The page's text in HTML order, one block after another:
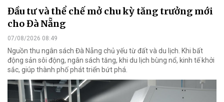
Đầu tư và thể chế mở chu kỳ tăng trưởng mới
cho Đà Nẵng
07/08/2026 08:49
Nguồn thu ngân sách Đà Nẵng chủ yếu từ đất và du lịch. Khi bất
động sản sôi động, ngân sách tăng, khi du lịch bùng nổ, kinh tế khởi
sắc, giúp thành phố phát triển bứt phá.